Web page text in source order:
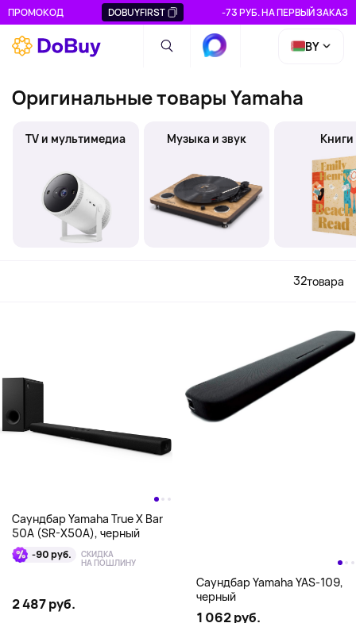
ПРОМОКОД DOBUYFIRST -73 РУБ. НА ПЕРВЫЙ ЗАКАЗ
BY
Оригинальные товары Yamaha
TV и мультимедиа Музыка и звук Книги
32товара
Саундбар Yamaha True X Bar
50A (SR-X50A), черный
-90 руб. СКИДКА
НА ПОШЛИНУ
2 487 руб.
Саундбар Yamaha YAS-109,
черный
1 062 руб.